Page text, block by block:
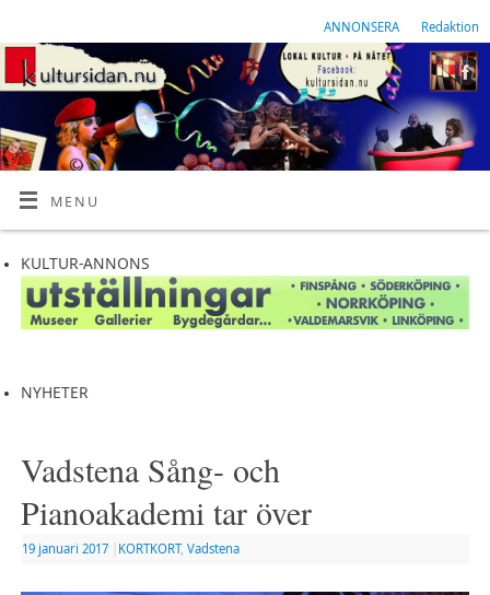
ANNONSERA Redaktion
MENU
KULTUR-ANNONS
NYHETER
Vadstena Sång- och
Pianoakademi tar över
19 januari 2017 KORTKORT, Vadstena